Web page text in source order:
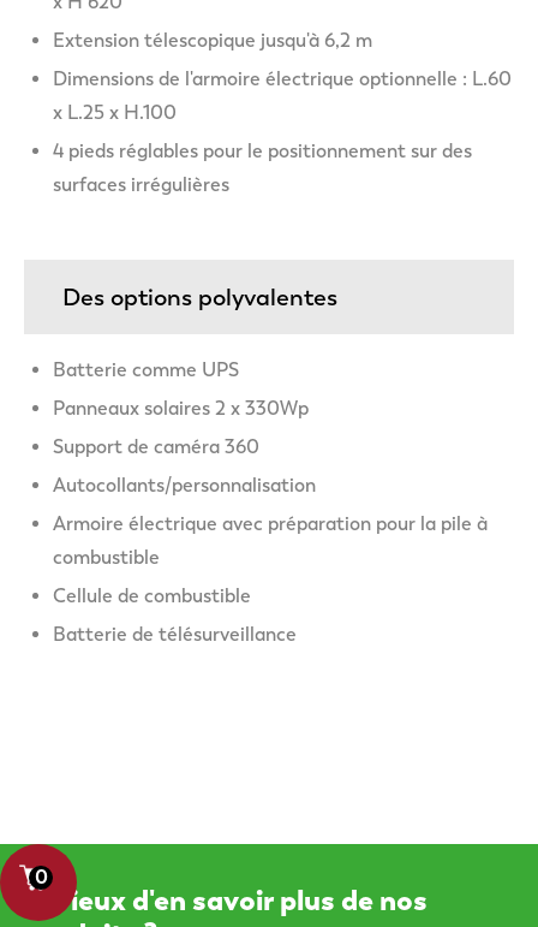
Extension télescopique jusqu'à 6,2 m
Dimensions de l'armoire électrique optionnelle : L.60
x L.25 x H.100
4 pieds réglables pour le positionnement sur des
surfaces irrégulières
Des options polyvalentes
Batterie comme UPS
Panneaux solaires 2 x 330Wp
Support de caméra 360
Autocollants/personnalisation
Armoire électrique avec préparation pour la pile à
combustible
Cellule de combustible
Batterie de télésurveillance
0
Curieux d'en savoir plus de nos